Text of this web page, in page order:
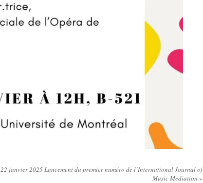
22 janvier 2025 Lancement du premier numéro de l’International Journal of
Music Mediation»